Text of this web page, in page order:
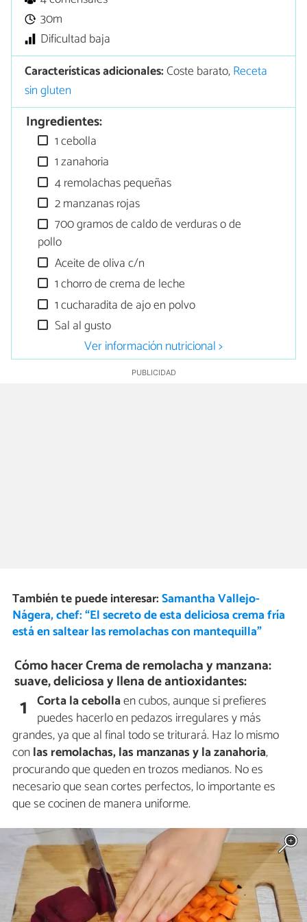
30m
Dificultad baja
Características adicionales:Coste barato,Receta
sin gluten
Ingredientes:
1 cebolla
1 zanahoria
4 remolachas pequeñas
2 manzanas rojas
700 gramos de caldo de verduras o de
pollo
Aceite de oliva c/n
1 chorro de crema de leche
1 cucharadita de ajo en polvo
Sal al gusto
Ver información nutricional >
También te puede interesar:Samantha Vallejo-
Nágera, chef: “El secreto de esta deliciosa crema fría
está en saltear las remolachas con mantequilla”
Cómo hacer Crema de remolacha y manzana:
suave, deliciosa y llena de antioxidantes:
1 Corta la cebollaen cubos, aunque si prefieres
puedes hacerlo en pedazos irregulares y más
grandes, ya que al final todo se triturará. Haz lo mismo
conlas remolachas, las manzanas y la zanahoria,
procurando que queden en trozos medianos. No es
necesario que sean cortes perfectos, lo importante es
que se cocinen de manera uniforme.